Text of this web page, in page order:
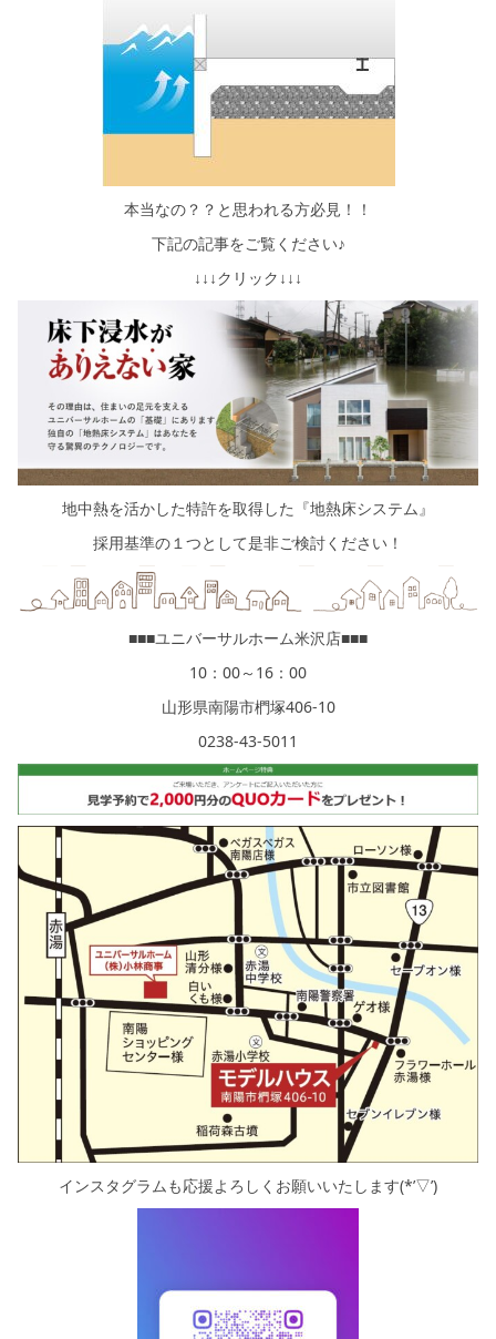
本当なの？？と思われる方必見！！
下記の記事をご覧ください♪
↓↓↓クリック↓↓↓
地中熱を活かした特許を取得した『地熱床システム』
採用基準の１つとして是非ご検討ください！
■■■ユニバーサルホーム米沢店■■■
10：00～16：00
山形県南陽市椚塚406-10
0238‐43‐5011
インスタグラムも応援よろしくお願いいたします(*’▽’)